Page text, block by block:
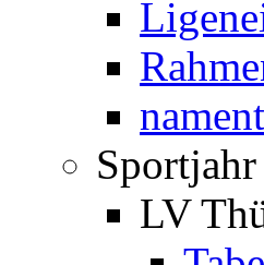
LV